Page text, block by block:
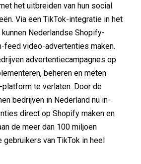
het uitbreiden van hun social
Via een TikTok-integratie in het
Nederlandse Shopify-
feed video-advertenties maken.
advertentiecampagnes op
beheren en meten
te verlaten. Door de
bedrijven in Nederland nu in-
direct op Shopify maken en
de meer dan 100 miljoen
gebruikers van TikTok in heel